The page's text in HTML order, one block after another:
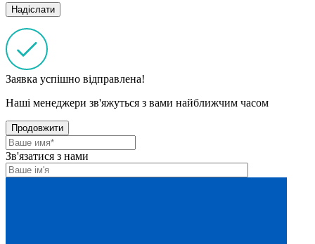
Заявка успішно відправлена!
Наші менеджери зв'яжуться з вами найближчим часом
Продовжити
Зв'язатися з нами